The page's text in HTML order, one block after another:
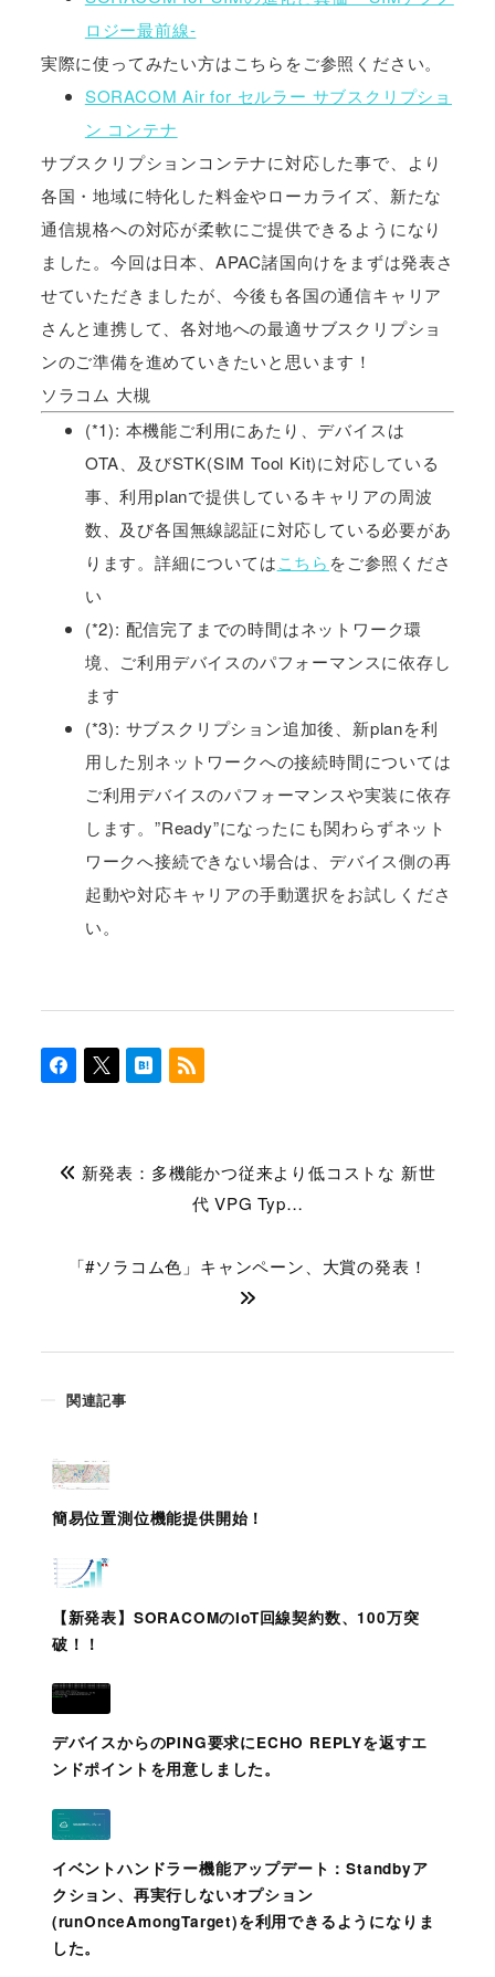
ロジー最前線-
実際に使ってみたい方はこちらをご参照ください。
SORACOM Air for セルラー サブスクリプショ
ン コンテナ
サブスクリプションコンテナに対応した事で、より
各国・地域に特化した料金やローカライズ、新たな
通信規格への対応が柔軟にご提供できるようになり
ました。今回は日本、APAC諸国向けをまずは発表さ
せていただきましたが、今後も各国の通信キャリア
さんと連携して、各対地への最適サブスクリプショ
ンのご準備を進めていきたいと思います！
ソラコム 大槻
(*1): 本機能ご利用にあたり、デバイスは
OTA、及びSTK(SIM Tool Kit)に対応している
事、利用planで提供しているキャリアの周波
数、及び各国無線認証に対応している必要があ
ります。詳細についてはこちら をご参照くださ
い
(*2): 配信完了までの時間はネットワーク環
境、ご利用デバイスのパフォーマンスに依存し
ます
(*3): サブスクリプション追加後、新planを利
用した別ネットワークへの接続時間については
ご利用デバイスのパフォーマンスや実装に依存
します。”Ready”になったにも関わらずネット
ワークへ接続できない場合は、デバイス側の再
起動や対応キャリアの手動選択をお試しくださ
い。
関連記事
簡易位置測位機能提供開始！
【新発表】SORACOMのIoT回線契約数、100万突
破！！
デバイスからのPING要求にECHO REPLYを返すエ
ンドポイントを用意しました。
イベントハンドラー機能アップデート：Standbyア
クション、再実行しないオプション
(runOnceAmongTarget)を利用できるようになりま
した。
新発表：多機能かつ従来より低コストな 新世
代 VPG Typ…
「#ソラコム色」キャンペーン、大賞の発表！